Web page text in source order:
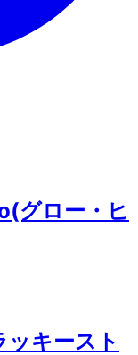
グロー・ヒ
キースト